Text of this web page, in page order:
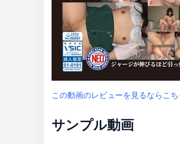
この動画のレビューを見るならこち
サンプル動画